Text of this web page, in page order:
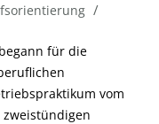
/
für die
vom
zweistündigen